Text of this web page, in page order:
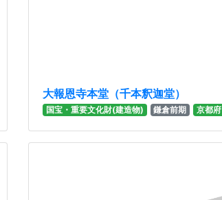
大報恩寺本堂（千本釈迦堂）
国宝・重要文化財(建造物) 鎌倉前期 京都府